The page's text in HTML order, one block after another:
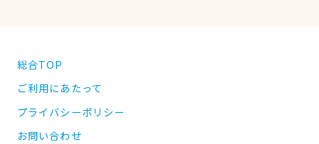
総合TOP
ご利用にあたって
プライバシーポリシー
お問い合わせ